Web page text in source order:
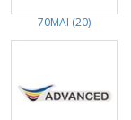
70MAI (20)